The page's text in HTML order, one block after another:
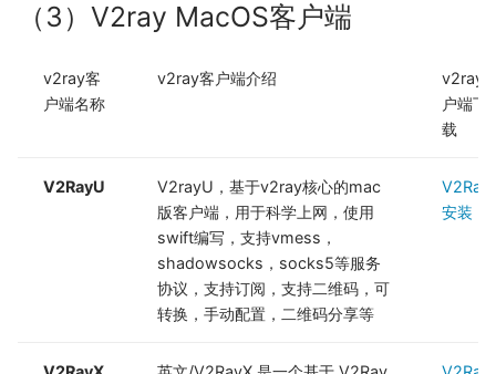
（3）V2ray MacOS客户端
v2ray客
户端名称
v2ray客户端介绍
v2ray
户端下
载
V2RayU
V2rayU，基于v2ray核心的mac
版客户端，用于科学上网，使用
swift编写，支持vmess，
shadowsocks，socks5等服务
协议，支持订阅，支持二维码，可
转换，手动配置，二维码分享等
安装